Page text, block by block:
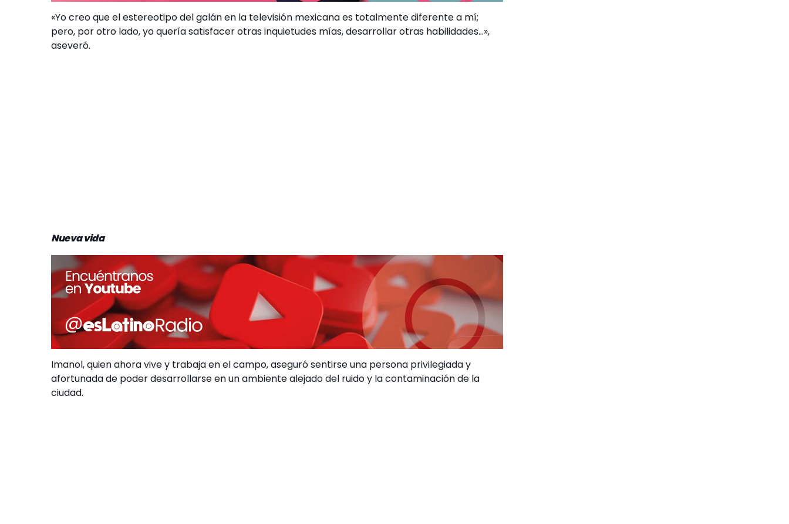
«Yo creo que el estereotipo del galán en la televisión mexicana es totalmente diferente a mí;
pero, por otro lado, yo quería satisfacer otras inquietudes mías, desarrollar otras habilidades…»,
aseveró.
Nueva vida
Imanol, quien ahora vive y trabaja en el campo, aseguró sentirse una persona privilegiada y
afortunada de poder desarrollarse en un ambiente alejado del ruido y la contaminación de la
ciudad.